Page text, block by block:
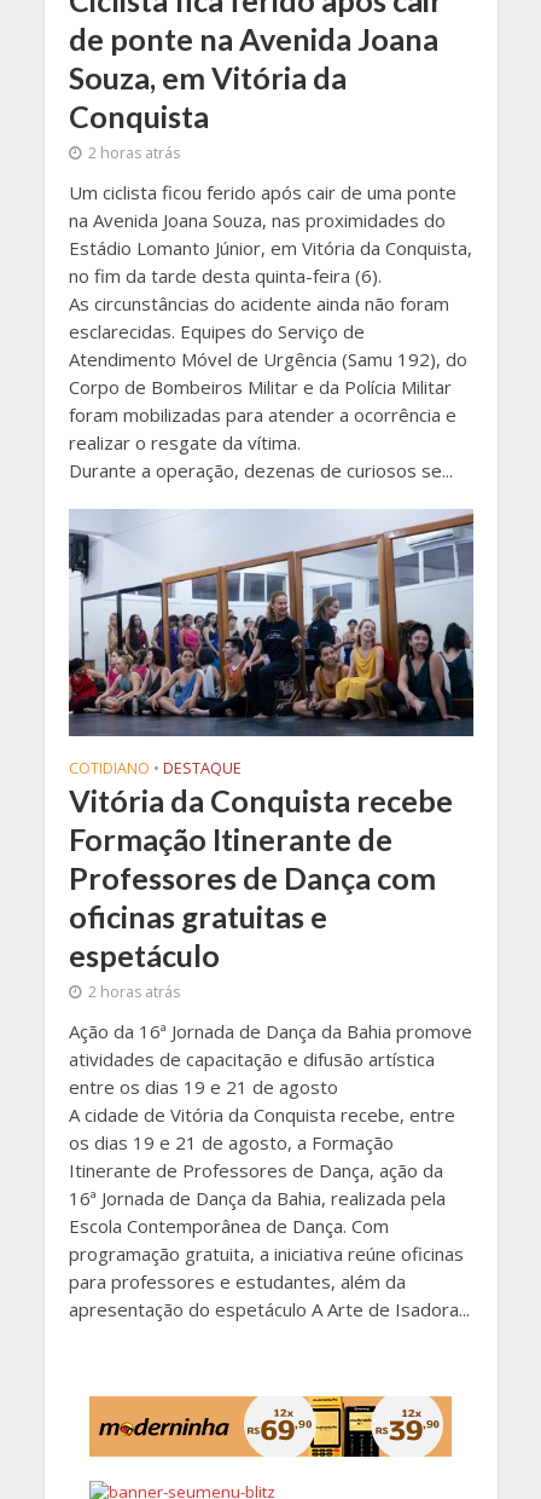
de ponte na Avenida Joana
Souza, em Vitória da
Conquista
2 horas atrás
Um ciclista ficou ferido após cair de uma ponte
na Avenida Joana Souza, nas proximidades do
Estádio Lomanto Júnior, em Vitória da Conquista,
no fim da tarde desta quinta-feira (6).
As circunstâncias do acidente ainda não foram
esclarecidas. Equipes do Serviço de
Atendimento Móvel de Urgência (Samu 192), do
Corpo de Bombeiros Militar e da Polícia Militar
foram mobilizadas para atender a ocorrência e
realizar o resgate da vítima.
Durante a operação, dezenas de curiosos se...
COTIDIANO • DESTAQUE
Vitória da Conquista recebe
Formação Itinerante de
Professores de Dança com
oficinas gratuitas e
espetáculo
2 horas atrás
Ação da 16ª Jornada de Dança da Bahia promove
atividades de capacitação e difusão artística
entre os dias 19 e 21 de agosto
A cidade de Vitória da Conquista recebe, entre
os dias 19 e 21 de agosto, a Formação
Itinerante de Professores de Dança, ação da
16ª Jornada de Dança da Bahia, realizada pela
Escola Contemporânea de Dança. Com
programação gratuita, a iniciativa reúne oficinas
para professores e estudantes, além da
apresentação do espetáculo A Arte de Isadora...